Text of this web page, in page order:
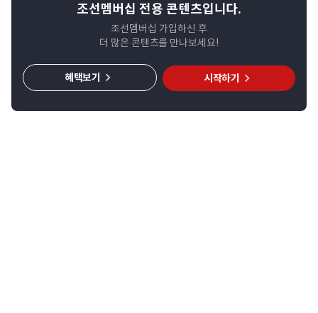
조선멤버십 전용 콘텐츠입니다.
조선멤버십 가입하신 후
더 많은 콘텐츠를 만나보세요!
시작하기
혜택보기